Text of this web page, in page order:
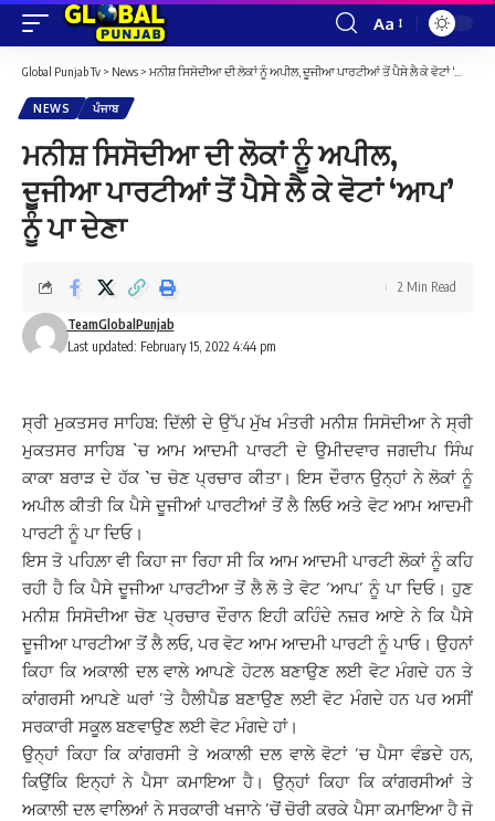
Font
Resizer
Aa
Global Punjab Tv > News > ਮਨੀਸ਼ ਸਿਸੋਦੀਆ ਦੀ ਲੋਕਾਂ ਨੂੰ ਅਪੀਲ, ਦੂਜੀਆ ਪਾਰਟੀਆਂ ਤੋਂ ਪੈਸੇ ਲੈ ਕੇ ਵੋਟਾਂ ‘ਆਪ’ ਨੂੰ ਪਾ ਦੇਣਾ
NEWS ਪੰਜਾਬ
ਮਨੀਸ਼ ਸਿਸੋਦੀਆ ਦੀ ਲੋਕਾਂ ਨੂੰ ਅਪੀਲ,
ਦੂਜੀਆ ਪਾਰਟੀਆਂ ਤੋਂ ਪੈਸੇ ਲੈ ਕੇ ਵੋਟਾਂ ‘ਆਪ’
ਨੂੰ ਪਾ ਦੇਣਾ
Last updated: February 15, 2022 4:44 pm
TeamGlobalPunjab
2 Min Read
ਸ੍ਰੀ ਮੁਕਤਸਰ ਸਾਹਿਬ: ਦਿੱਲੀ ਦੇ ਉੱਪ ਮੁੱਖ ਮੰਤਰੀ ਮਨੀਸ਼ ਸਿਸੋਦੀਆ ਨੇ ਸ੍ਰੀ
ਮੁਕਤਸਰ ਸਾਹਿਬ `ਚ ਆਮ ਆਦਮੀ ਪਾਰਟੀ ਦੇ ਉਮੀਦਵਾਰ ਜਗਦੀਪ ਸਿੰਘ
ਕਾਕਾ ਬਰਾੜ ਦੇ ਹੱਕ `ਚ ਚੋਣ ਪ੍ਰਚਾਰ ਕੀਤਾ। ਇਸ ਦੌਰਾਨ ਉਨ੍ਹਾਂ ਨੇ ਲੋਕਾਂ ਨੂੰ
ਅਪੀਲ ਕੀਤੀ ਕਿ ਪੈਸੇ ਦੂਜੀਆਂ ਪਾਰਟੀਆਂ ਤੋਂ ਲੈ ਲਿਓ ਅਤੇ ਵੋਟ ਆਮ ਆਦਮੀ
ਪਾਰਟੀ ਨੂੰ ਪਾ ਦਿਓ।
ਇਸ ਤੋ ਪਹਿਲ਼ਾ ਵੀ ਕਿਹਾ ਜਾ ਰਿਹਾ ਸੀ ਕਿ ਆਮ ਆਦਮੀ ਪਾਰਟੀ ਲੋਕਾਂ ਨੂੰ ਕਹਿ
ਰਹੀ ਹੈ ਕਿ ਪੈਸੇ ਦੂਜੀਆ ਪਾਰਟੀਆ ਤੋਂ ਲੈ ਲੋ ਤੇ ਵੋਟ ‘ਆਪ’ ਨੂੰ ਪਾ ਦਿਓ। ਹੁਣ
ਮਨੀਸ਼ ਸਿਸੋਦੀਆ ਚੋਣ ਪ੍ਰਚਾਰ ਦੌਰਾਨ ਇਹੀ ਕਹਿੰਦੇ ਨਜ਼ਰ ਆਏ ਨੇ ਕਿ ਪੈਸੇ
ਦੂਜੀਆ ਪਾਰਟੀਆ ਤੋਂ ਲੈ ਲਓ, ਪਰ ਵੋਟ ਆਮ ਆਦਮੀ ਪਾਰਟੀ ਨੂੰ ਪਾਓ। ਉਹਨਾਂ
ਕਿਹਾ ਕਿ ਅਕਾਲੀ ਦਲ ਵਾਲੇ ਆਪਣੇ ਹੋਟਲ ਬਣਾਉਣ ਲਈ ਵੋਟ ਮੰਗਦੇ ਹਨ ਤੇ
ਕਾਂਗਰਸੀ ਆਪਣੇ ਘਰਾਂ ’ਤੇ ਹੈਲੀਪੈਡ ਬਣਾਉਣ ਲਈ ਵੋਟ ਮੰਗਦੇ ਹਨ ਪਰ ਅਸੀਂ
ਸਰਕਾਰੀ ਸਕੂਲ ਬਣਵਾਉਣ ਲਈ ਵੋਟ ਮੰਗਦੇ ਹਾਂ।
ਉਨ੍ਹਾਂ ਕਿਹਾ ਕਿ ਕਾਂਗਰਸੀ ਤੇ ਅਕਾਲੀ ਦਲ ਵਾਲੇ ਵੋਟਾਂ ’ਚ ਪੈਸਾ ਵੰਡਦੇ ਹਨ,
ਕਿਉਂਕਿ ਇਨ੍ਹਾਂ ਨੇ ਪੈਸਾ ਕਮਾਇਆ ਹੈ। ਉਨ੍ਹਾਂ ਕਿਹਾ ਕਿ ਕਾਂਗਰਸੀਆਂ ਤੇ
ਅਕਾਲੀ ਦਲ ਵਾਲਿਆਂ ਨੇ ਸਰਕਾਰੀ ਖਜਾਨੇ ’ਚੋਂ ਚੋਰੀ ਕਰਕੇ ਪੈਸਾ ਕਮਾਇਆ ਹੈ ਜੋ